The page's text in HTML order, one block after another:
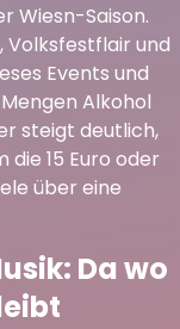
Wiesn-Saison.
und
Events und
Alkohol
steigt deutlich,
15 Euro oder
über eine
Da wo